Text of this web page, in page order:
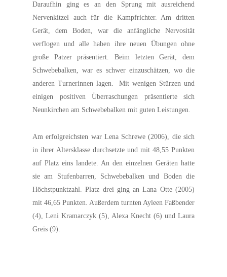
Daraufhin ging es an den Sprung mit ausreichend
Nervenkitzel auch für die Kampfrichter. Am dritten
Gerät, dem Boden, war die anfängliche Nervosität
verflogen und alle haben ihre neuen Übungen ohne
große Patzer präsentiert. Beim letzten Gerät, dem
Schwebebalken, war es schwer einzuschätzen, wo die
anderen Turnerinnen lagen. Mit wenigen Stürzen und
einigen positiven Überraschungen präsentierte sich
Neunkirchen am Schwebebalken mit guten Leistungen.
Am erfolgreichsten war Lena Schrewe (2006), die sich
in ihrer Altersklasse durchsetzte und mit 48,55 Punkten
auf Platz eins landete. An den einzelnen Geräten hatte
sie am Stufenbarren, Schwebebalken und Boden die
Höchstpunktzahl. Platz drei ging an Lana Otte (2005)
mit 46,65 Punkten. Außerdem turnten Ayleen Faßbender
(4), Leni Kramarczyk (5), Alexa Knecht (6) und Laura
Greis (9).